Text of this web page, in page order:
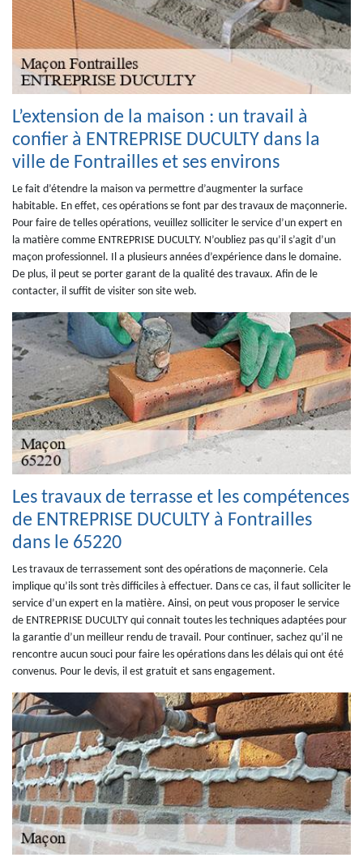
L’extension de la maison : un travail à
confier à ENTREPRISE DUCULTY dans la
ville de Fontrailles et ses environs
Le fait d’étendre la maison va permettre d’augmenter la surface
habitable. En effet, ces opérations se font par des travaux de maçonnerie.
Pour faire de telles opérations, veuillez solliciter le service d’un expert en
la matière comme ENTREPRISE DUCULTY. N’oubliez pas qu’il s’agit d’un
maçon professionnel. Il a plusieurs années d’expérience dans le domaine.
De plus, il peut se porter garant de la qualité des travaux. Afin de le
contacter, il suffit de visiter son site web.
Les travaux de terrasse et les compétences
de ENTREPRISE DUCULTY à Fontrailles
dans le 65220
Les travaux de terrassement sont des opérations de maçonnerie. Cela
implique qu’ils sont très difficiles à effectuer. Dans ce cas, il faut solliciter le
service d’un expert en la matière. Ainsi, on peut vous proposer le service
de ENTREPRISE DUCULTY qui connait toutes les techniques adaptées pour
la garantie d’un meilleur rendu de travail. Pour continuer, sachez qu’il ne
rencontre aucun souci pour faire les opérations dans les délais qui ont été
convenus. Pour le devis, il est gratuit et sans engagement.